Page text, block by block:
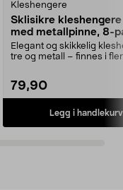
Kleshengere
Sklisikre
med metallpinne, 8-
Elegant og skikkelig
tre og metall – finnes i
79,90
Legg i handlekurv